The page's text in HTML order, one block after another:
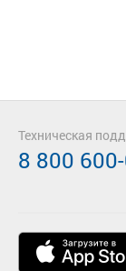
Техническая
8 800